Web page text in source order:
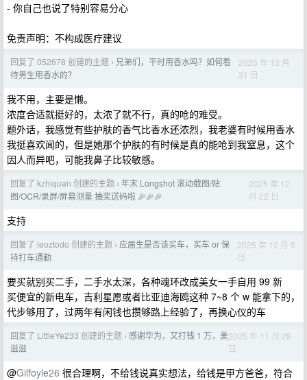
- 你自己也说了特别容易分心
免责声明：不构成医疗建议
回复了 052678 创建的主题 › 兄弟们，平时用香水吗？如何看
待男生用香水的？
2025 年 12 月
31 日
我不用，主要是懒。
浓度合适就挺好的，太浓了就不行，真的呛的难受。
题外话，我感觉有些护肤的香气比香水还浓烈，我老婆有时候用香水
我挺喜欢闻的，但是她那个护肤的有时候是真的能呛到我窒息，这个
因人而异吧，可能我鼻子比较敏感。
回复了 kzhiquan 创建的主题 › 年末 Longshot 滚动截图/贴
图/OCR/录屏/屏幕测量 抽奖送码啦 🎉🎉🎉
2025 年 12
月 22 日
支持
回复了 leoztodo 创建的主题 › 应届生是否该买车，买车 or 保
持打车通勤
2025 年 12 月 5
日
要买就别买二手，二手水太深，各种魂环改成美女一手自用 99 新
买便宜的新电车，吉利星愿或者比亚迪海鸥这种 7~8 个 w 能拿下的，
代步够用了，过两年有闲钱也攒够路上经验了，再换心仪的车
回复了 LittleYe233 创建的主题 › 感谢华为，又打钱 1 万，美
滋滋
2025 年 11 月 28
日
@Gilfoyle26 很合理啊，不给钱说真实想法，给钱是甲方爸爸，符合